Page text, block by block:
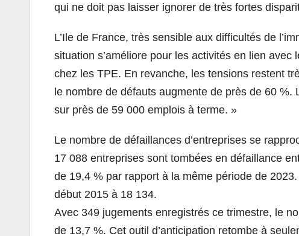
qui ne doit pas laisser ignorer de très fortes
L’Ile de France, très sensible aux difficultés de
situation s’améliore pour les activités en lien
chez les TPE. En revanche, les tensions restent
le nombre de défauts augmente de près de 60
sur près de 59 000 emplois à terme. »
Le nombre de défaillances d’entreprises se
17 088 entreprises sont tombées en défaillance
de 19,4 % par rapport à la même période de
début 2015 à 18 134.
Avec 349 jugements enregistrés ce trimestre, le
de 13,7 %. Cet outil d’anticipation retombe à